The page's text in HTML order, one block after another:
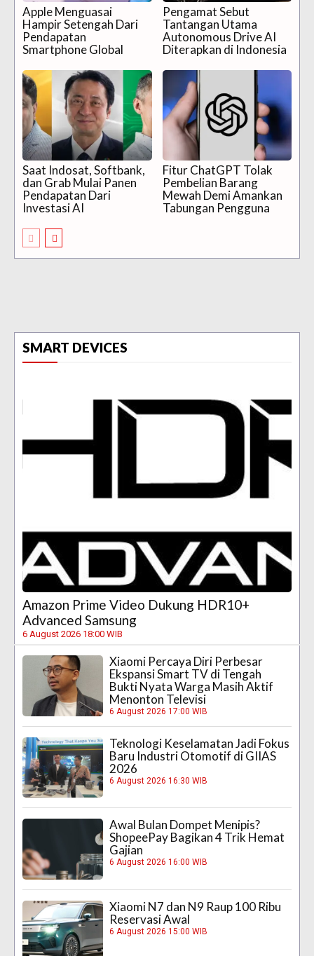
Apple Menguasai
Hampir Setengah Dari
Pendapatan
Smartphone Global
Pengamat Sebut
Tantangan Utama
Autonomous Drive AI
Diterapkan di Indonesia
Saat Indosat, Softbank,
dan Grab Mulai Panen
Pendapatan Dari
Investasi AI
Fitur ChatGPT Tolak
Pembelian Barang
Mewah Demi Amankan
Tabungan Pengguna
SMART DEVICES
Amazon Prime Video Dukung HDR10+
Advanced Samsung
6 August 2026 18:00 WIB
Xiaomi Percaya Diri Perbesar
Ekspansi Smart TV di Tengah
Bukti Nyata Warga Masih Aktif
Menonton Televisi
6 August 2026 17:00 WIB
Teknologi Keselamatan Jadi Fokus
Baru Industri Otomotif di GIIAS
2026
6 August 2026 16:30 WIB
Awal Bulan Dompet Menipis?
ShopeePay Bagikan 4 Trik Hemat
Gajian
6 August 2026 16:00 WIB
Xiaomi N7 dan N9 Raup 100 Ribu
Reservasi Awal
6 August 2026 15:00 WIB